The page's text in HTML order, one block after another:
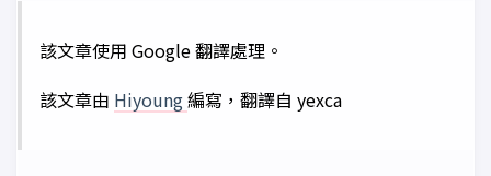
該文章使用 Google 翻譯處理。
該文章由 Hiyoung編寫，翻譯自 yexca